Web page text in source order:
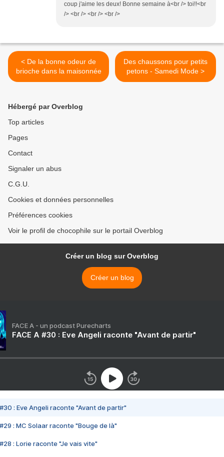
coup j'aime les deux! Bonne semaine à<br /> toi!!<br
/> <br /> <br /> <br />
< De la bonne odeur de
brioche dans la maisonnée
Des chaussons pour petits
petons - Samedi Mode >
Hébergé par Overblog
Top articles
Pages
Contact
Signaler un abus
C.G.U.
Cookies et données personnelles
Préférences cookies
Voir le profil de chocophile sur le portail Overblog
Créer un blog sur Overblog
Créer un blog
FACE A - un podcast Purecharts
FACE A #30 : Eve Angeli raconte "Avant de partir"
#30 : Eve Angeli raconte "Avant de partir"
#29 : MC Solaar raconte "Bouge de là"
#28 : Lorie raconte "Je vais vite"